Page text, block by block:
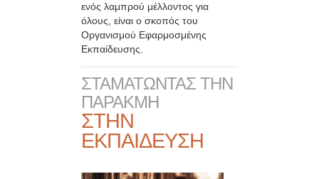
ενός λαμπρού μέλλοντος για
όλους, είναι ο σκοπός του
Oργανισμού Εφαρμοσμένης
Εκπαίδευσης.
ΣΤΑΜΑΤΩΝΤΑΣ ΤΗΝ
ΠΑΡΑΚΜΗ
ΣΤΗΝ
ΕΚΠΑΙΔΕΥΣΗ